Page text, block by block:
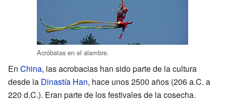
Acróbatas en el alambre.
En China, las acrobacias han sido parte de la cultura
desde la Dinastía Han, hace unos 2500 años (206 a.C. a
220 d.C.). Eran parte de los festivales de la cosecha.